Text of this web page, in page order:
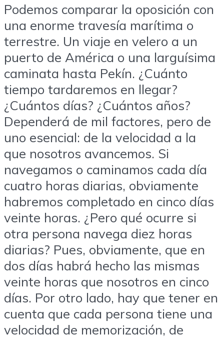
Podemos comparar la oposición con
una enorme travesía marítima o
terrestre. Un viaje en velero a un
puerto de América o una larguísima
caminata hasta Pekín. ¿Cuánto
tiempo tardaremos en llegar?
¿Cuántos días? ¿Cuántos años?
Dependerá de mil factores, pero de
uno esencial: de la velocidad a la
que nosotros avancemos. Si
navegamos o caminamos cada día
cuatro horas diarias, obviamente
habremos completado en cinco días
veinte horas. ¿Pero qué ocurre si
otra persona navega diez horas
diarias? Pues, obviamente, que en
dos días habrá hecho las mismas
veinte horas que nosotros en cinco
días. Por otro lado, hay que tener en
cuenta que cada persona tiene una
velocidad de memorización, de